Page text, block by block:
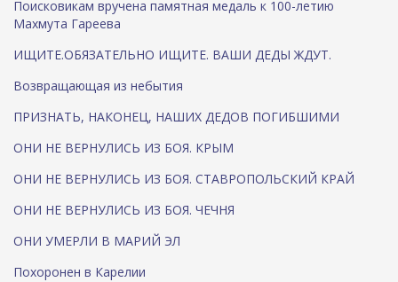
Поисковикам вручена памятная медаль к 100-летию
Махмута Гареева
ИЩИТЕ.ОБЯЗАТЕЛЬНО ИЩИТЕ. ВАШИ ДЕДЫ ЖДУТ.
Возвращающая из небытия
ПРИЗНАТЬ, НАКОНЕЦ, НАШИХ ДЕДОВ ПОГИБШИМИ
ОНИ НЕ ВЕРНУЛИСЬ ИЗ БОЯ. КРЫМ
ОНИ НЕ ВЕРНУЛИСЬ ИЗ БОЯ. СТАВРОПОЛЬСКИЙ КРАЙ
ОНИ НЕ ВЕРНУЛИСЬ ИЗ БОЯ. ЧЕЧНЯ
ОНИ УМЕРЛИ В МАРИЙ ЭЛ
Похоронен в Карелии